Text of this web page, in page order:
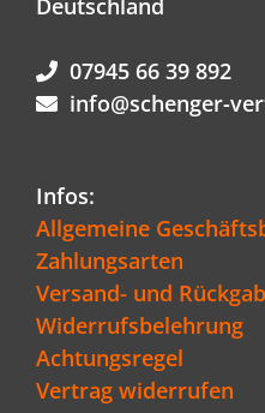
07945 66 39 892
info@schenger-
Infos:
Allgemeine
Zahlungsarten
Versand- und
Widerrufsbelehrung
Achtungsregel
Vertrag widerrufen